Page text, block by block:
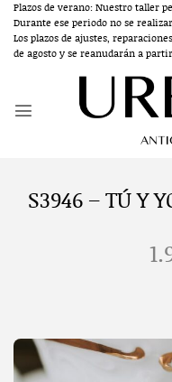
Saltar
contenido
Plazos de verano: Nuestro taller
Durante ese periodo no se
Los plazos de ajustes,
de agosto y se reanudarán a
S3946 – TÚ Y